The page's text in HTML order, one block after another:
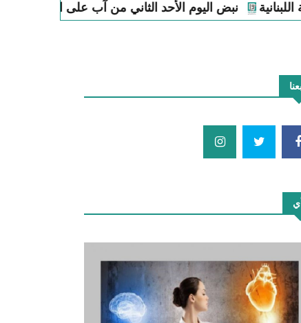
الثاني من آب على الساحة اللبنانية نبض اليوم السبت